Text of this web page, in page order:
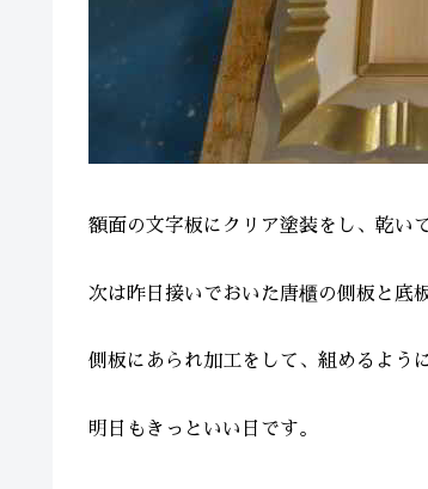
額面の文字板にクリア塗装をし、乾い
次は昨日接いでおいた唐櫃の側板と底
側板にあられ加工をして、組めるよう
明日もきっといい日です。